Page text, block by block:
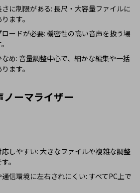
に制限がある: 長尺・大容量ファイルに
ます。
ードが必要: 機密性の高い音声を扱う場
め: 音量調整中心で、細かな編集や一括
ます。
ーマライザー
しやすい: 大きなファイルや複雑な調整
。
信環境に左右されにくい: すべてPC上で